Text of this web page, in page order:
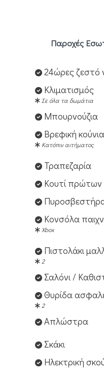
Παροχές
24ώρες ζεστό
Κλιματισμός
Σε όλα τα δωμάτια
Μπουρνούζια
Βρεφική κούνια
Κατόπιν αιτήματος
Τραπεζαρία
Κουτί πρώτων
Κονσόλα
Xbox
Πιστολάκι
2
Σαλόνι /
Θυρίδα
2
Απλώστρα
Σκάκι
Ηλεκτρική